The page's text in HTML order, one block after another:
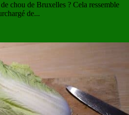
chou de Bruxelles ? Cela ressemble
de...